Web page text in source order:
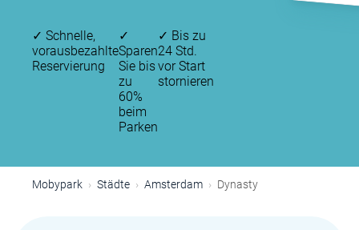
✓ Schnelle,
vorausbezahlte
Reservierung
✓
Sparen
Sie bis
zu
60%
beim
Parken
✓ Bis zu
24 Std.
vor Start
stornieren
Mobypark Städte Amsterdam Dynasty
P P